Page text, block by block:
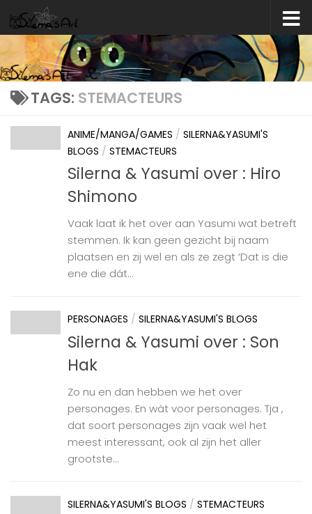
Skip to content
TAGS: STEMACTEURS
ANIME/MANGA/GAMES / SILERNA&YASUMI'S
BLOGS / STEMACTEURS
Silerna & Yasumi over : Hiro
Shimono
Vaak laat ik het over aan Yasumi wat betreft
stemmen. Ik kan geen gezicht bij naam
plaatsen en zij wel en als ze zegt ‘Dat is die
ene die dát...
PERSONAGES / SILERNA&YASUMI'S BLOGS
Silerna & Yasumi over : Son
Hak
Zo nu en dan hebben we het over
personages. En wàt voor personages. Tja ,
dat soort personages zijn vaak wel het
meest interessant, ook al zijn het aller
grootste...
SILERNA&YASUMI'S BLOGS / STEMACTEURS